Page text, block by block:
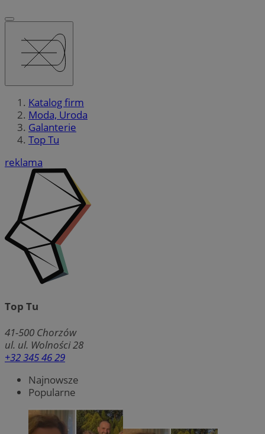
Katalog firm
Moda, Uroda
Galanterie
Top Tu
reklama
Top Tu
41-500 Chorzów
ul. ul. Wolności 28
+32 345 46 29
Najnowsze
Popularne